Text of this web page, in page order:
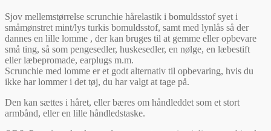
Sjov mellemstørrelse scrunchie hårelastik i bomuldsstof syet i
småmønstret mint/lys turkis bomuldsstof, samt med lynlås så der
dannes en lille lomme , der kan bruges til at gemme eller opbevare
små ting, så som pengesedler, huskesedler, en nølge, en læbestift
eller læbepromade, earplugs m.m.
Scrunchie med lomme er et godt alternativ til opbevaring, hvis du
ikke har lommer i det tøj, du har valgt at tage på.
Den kan sættes i håret, eller bæres om håndleddet som et stort
armbånd, eller en lille håndledstaske.